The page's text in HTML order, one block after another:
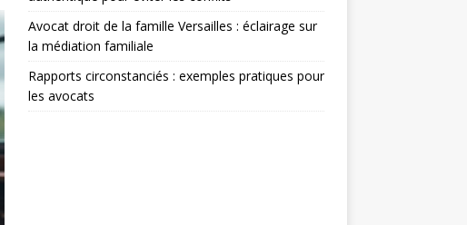
Avocat droit de la famille Versailles : éclairage sur
la médiation familiale
Rapports circonstanciés : exemples pratiques pour
les avocats